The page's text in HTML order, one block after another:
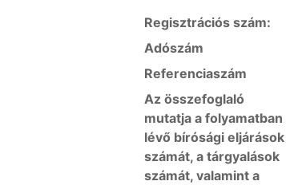
Regisztrációs szám:
Adószám
Referenciaszám
Az összefoglaló
mutatja a folyamatban
lévő bírósági eljárások
számát, a tárgyalások
számát, valamint a